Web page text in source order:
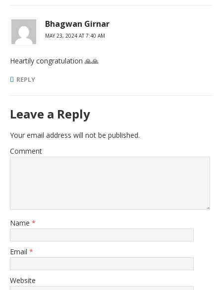
Bhagwan Girnar
MAY 23, 2024 AT 7:40 AM
Heartily congratulation 🙏🙏
REPLY
Leave a Reply
Your email address will not be published.
Comment
Name *
Email *
Website